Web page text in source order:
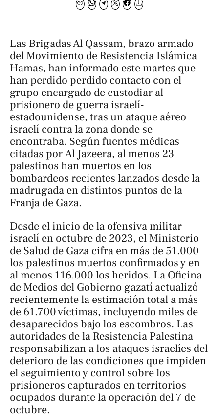
Las Brigadas Al Qassam, brazo armado
del Movimiento de Resistencia Islámica
Hamas, han informado este martes que
han perdido perdido contacto con el
grupo encargado de custodiar al
prisionero de guerra israelí-
estadounidense, tras un ataque aéreo
israelí contra la zona donde se
encontraba. Según fuentes médicas
citadas porAl Jazeera, al menos 23
palestinos han muertos en los
bombardeos recientes lanzados desde la
madrugada en distintos puntos de la
Franja de Gaza.
Desde el inicio de la ofensiva militar
israelí en octubre de 2023, el Ministerio
de Salud de Gaza cifra en más de 51.000
los palestinos muertos confirmados y en
al menos 116.000 los heridos. La Oficina
de Medios del Gobierno gazatí actualizó
recientemente la estimación total a más
de 61.700 víctimas, incluyendo miles de
desaparecidos bajo los escombros. Las
autoridades de la Resistencia Palestina
responsabilizan a los ataques israelíes del
deterioro de las condiciones que impiden
el seguimiento y control sobre los
prisioneros capturados en territorios
ocupados durante la operación del 7 de
octubre.